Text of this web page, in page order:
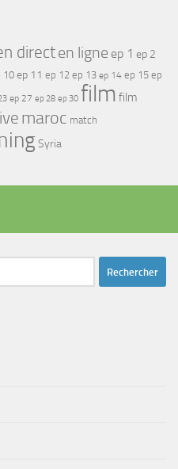
directen ligne ep 1 ep 2
10ep 11 ep 12 ep 13 ep 14 ep 15 ep
ep 27 ep 28 ep 30 film film
maroc match
Syria